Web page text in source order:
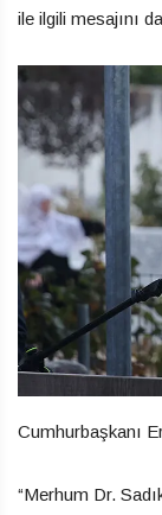
ile ilgili mesajını
Cumhurbaşkanı
“Merhum Dr.